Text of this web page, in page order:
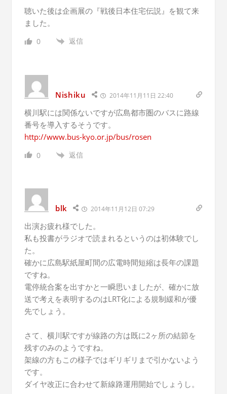
聴いた後は企画展の『戦後日本住宅伝説』を観て来
ました。
0 返信
Nishiku 2014年11月11日 22:40
横川駅には関係ないですが広島都市圏のバスに路線
番号を導入するそうです。
http://www.bus-kyo.or.jp/bus/rosen
0 返信
blk 2014年11月12日 07:29
出演お疲れ様でした。
私も投書がラジオで読まれるというのは初体験でし
た。
確かに広島駅紙屋町間の広電時間短縮は長年の課題
ですね。
電停統合案を出すかと一瞬思いましたが、確かに放
送で考えを表明するのはLRT化による規制緩和が優
先でしょう。
さて、横川駅ですが線路の方は既に2ヶ所の結節を
残すのみのようですね。
架線の方もこの様子ではギリギリまで引かないよう
です。
ダイヤ改正に合わせて新線路運用開始でしょうし。